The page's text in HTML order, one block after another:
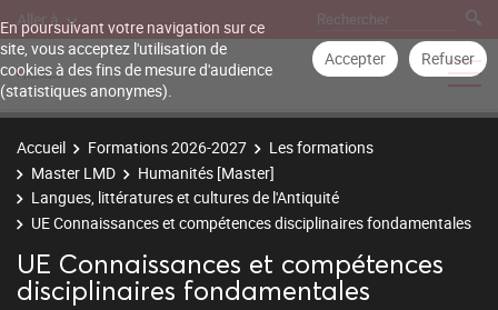
En poursuivant votre navigation sur ce
site, vous acceptez l'utilisation de
cookies à des fins de mesure d'audience
(statistiques anonymes).
Accepter Refuser
Aller à
Accueil Formations 2026-2027
Les formations
Master LMD
Humanités [Master]
Langues, littératures et cultures de l'Antiquité
UE Connaissances et compétences disciplinaires fondamentales
UE Connaissances et compétences
disciplinaires fondamentales